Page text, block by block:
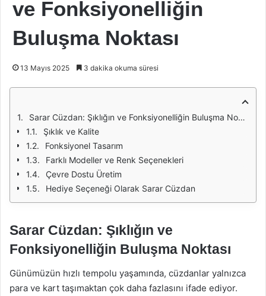
ve Fonksiyonelliğin
Buluşma Noktası
13 Mayıs 2025 3 dakika okuma süresi
Sarar Cüzdan: Şıklığın ve Fonksiyonelliğin Buluşma Noktası
Şıklık ve Kalite
Fonksiyonel Tasarım
Farklı Modeller ve Renk Seçenekleri
Çevre Dostu Üretim
Hediye Seçeneği Olarak Sarar Cüzdan
Sarar Cüzdan: Şıklığın ve
Fonksiyonelliğin Buluşma Noktası
Günümüzün hızlı tempolu yaşamında, cüzdanlar yalnızca
para ve kart taşımaktan çok daha fazlasını ifade ediyor.